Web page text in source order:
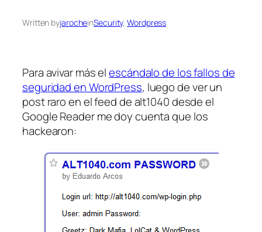
Written byjarocheinSecurity, Wordpress
Para avivar más elescándalo de los fallos de
seguridad en WordPress, luego de ver un
post raro en el feed de alt1040 desde el
Google Reader me doy cuenta que los
hackearon: